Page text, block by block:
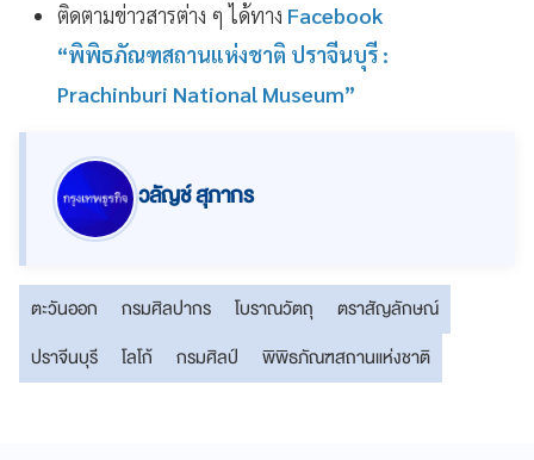
ติดตามข่าวสารต่าง ๆ ได้ทาง Facebook
“พิพิธภัณฑสถานแห่งชาติ ปราจีนบุรี :
Prachinburi National Museum”
วลัญช์ สุภากร
ตะวันออก กรมศิลปากร โบราณวัตถุ
ตราสัญลักษณ์
ปราจีนบุรี
โลโก้ กรมศิลป์ พิพิธภัณฑสถานแห่งชาติ